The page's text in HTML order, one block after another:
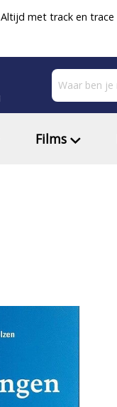
Altijd met track en trace
Films